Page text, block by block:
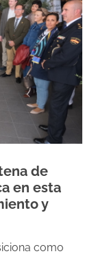
de
en esta
y
como